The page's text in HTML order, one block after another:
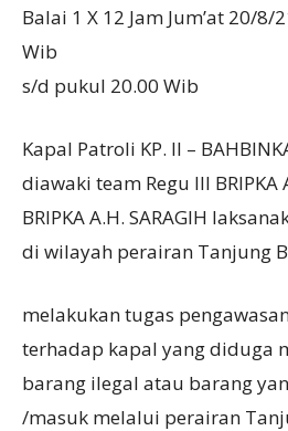
Balai 1 X 12 Jam Jum’at 20/
Wib
s/d pukul 20.00 Wib
Kapal Patroli KP. II –
diawaki team Regu III BRIPKA
BRIPKA A.H. SARAGIH
di wilayah perairan Tanjung
melakukan tugas
terhadap kapal yang diduga
barang ilegal atau barang
/masuk melalui perairan